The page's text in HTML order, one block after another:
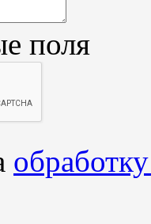
поля